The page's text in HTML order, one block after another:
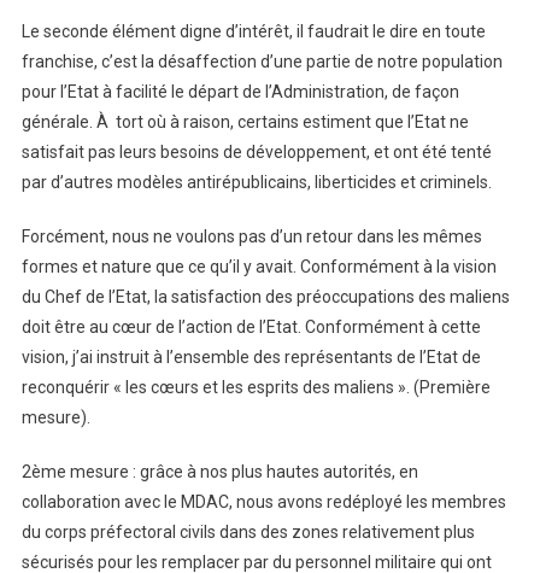
Le seconde élément digne d’intérêt, il faudrait le dire en toute
franchise, c’est la désaffection d’une partie de notre population
pour l’Etat à facilité le départ de l’Administration, de façon
générale. À tort où à raison, certains estiment que l’Etat ne
satisfait pas leurs besoins de développement, et ont été tenté
par d’autres modèles antirépublicains, liberticides et criminels.
Forcément, nous ne voulons pas d’un retour dans les mêmes
formes et nature que ce qu’il y avait. Conformément à la vision
du Chef de l’Etat, la satisfaction des préoccupations des maliens
doit être au cœur de l’action de l’Etat. Conformément à cette
vision, j’ai instruit à l’ensemble des représentants de l’Etat de
reconquérir « les cœurs et les esprits des maliens ». (Première
mesure).
2ème mesure : grâce à nos plus hautes autorités, en
collaboration avec le MDAC, nous avons redéployé les membres
du corps préfectoral civils dans des zones relativement plus
sécurisés pour les remplacer par du personnel militaire qui ont